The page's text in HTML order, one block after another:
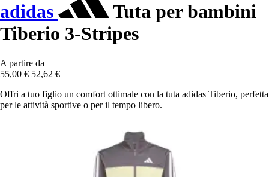
adidas
Tuta per bambini
Tiberio 3-Stripes
A partire da
55,00 € 52,62 €
Offri a tuo figlio un comfort ottimale con la tuta adidas Tiberio, perfetta
per le attività sportive o per il tempo libero.